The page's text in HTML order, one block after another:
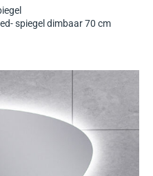
spiegel dimbaar 70 cm